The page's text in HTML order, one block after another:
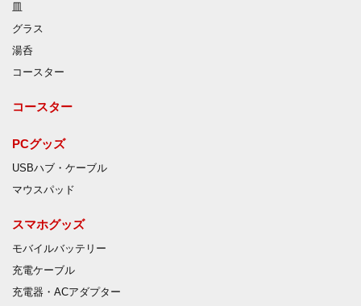
グラス
湯呑
コースター
コースター
PCグッズ
USBハブ・ケーブル
マウスパッド
スマホグッズ
モバイルバッテリー
充電ケーブル
充電器・ACアダプター